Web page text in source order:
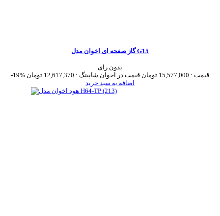
گاز صفحه ای اخوان مدل G15
بدون رای
-19%
قیمت : 15,577,000 تومان قیمت در اخوان شاپینگ : 12,617,370 تومان
اضافه به سبد خرید